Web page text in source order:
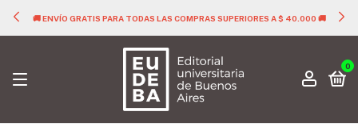
🚚 ENVÍO GRATIS PARA TODAS LAS COMPRAS SUPERIORES A $ 40.000 🚚
0